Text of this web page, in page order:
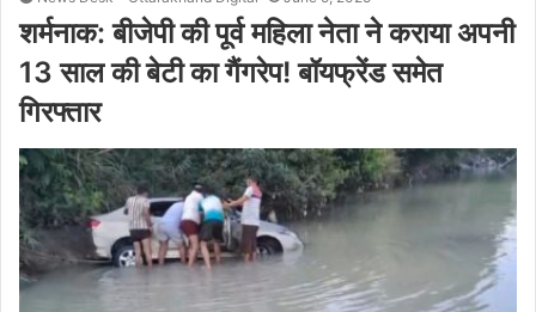
शर्मनाक: बीजेपी की पूर्व महिला नेता ने कराया अपनी
13 साल की बेटी का गैंगरेप! बॉयफ्रेंड समेत
गिरफ्तार